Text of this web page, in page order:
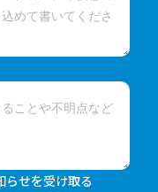
らせを受け取る